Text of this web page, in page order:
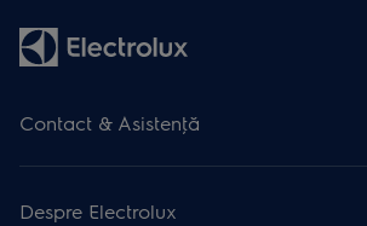
Contact & Asistenţă
Asistenţă online
Despre Electrolux